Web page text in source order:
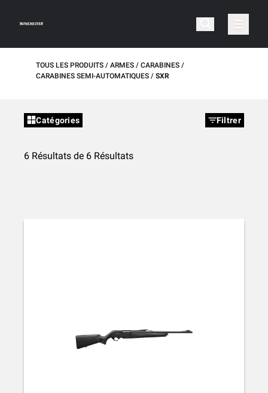
TOUS LES PRODUITS ARMES
CARABINES
CARABINES SEMI-AUTOMATIQUES
SXR
Catégories Filtrer
6 Résultats de 6 Résultats